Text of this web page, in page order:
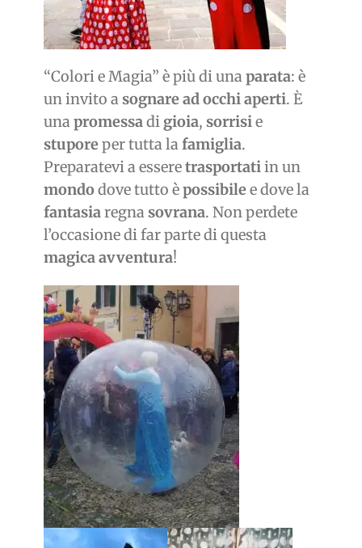
“Colori e Magia” è più di unaparata: è
un invito asognare ad occhi aperti. È
unapromessadi gioia, sorrisie
stupore per tutta lafamiglia.
Preparatevi a esseretrasportatiin un
mondodove tutto èpossibile e dove la
fantasiaregnasovrana. Non perdete
l’occasione di far parte di questa
magica avventura!